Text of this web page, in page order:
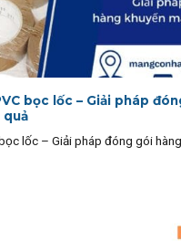
bọc lốc – Giải pháp
quả
lốc – Giải pháp đóng gói